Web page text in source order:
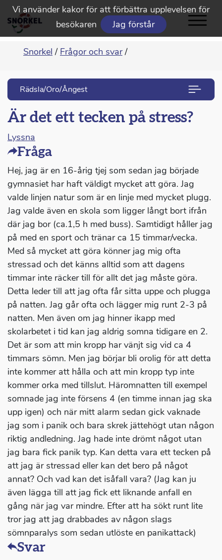
Vi använder kakor för att förbättra upplevelsen för
besökaren
Jag förstår
Snorkel / Frågor och svar /
Rädsla/Oro/Ångest
Är det ett tecken på stress?
Lyssna
Fråga
Hej, jag är en 16-årig tjej som sedan jag började
gymnasiet har haft väldigt mycket att göra. Jag
valde linjen natur som är en linje med mycket plugg.
Jag valde även en skola som ligger långt bort ifrån
där jag bor (ca.1,5 h med buss). Samtidigt håller jag
på med en sport och tränar ca 15 timmar/vecka.
Med så mycket att göra könner jag mig ofta
stressad och det känns alltid som att dagens
timmar inte räcker till för allt det jag måste göra.
Detta leder till att jag ofta får sitta uppe och plugga
på natten. Jag går ofta och lägger mig runt 2-3 på
natten. Men även om jag hinner ikapp med
skolarbetet i tid kan jag aldrig somna tidigare en 2.
Det är som att min kropp har vänjt sig vid ca 4
timmars sömn. Men jag börjar bli orolig för att detta
inte kommer att hålla och att min kropp typ inte
kommer orka med tillslut. Häromnatten till exempel
somnade jag inte försens 4 (en timme innan jag ska
upp igen) och när mitt alarm sedan gick vaknade
jag som i panik och bara skrek jättehögt utan någon
riktig andledning. Jag hade inte drömt något utan
jag bara fick panik typ. Kan detta vara ett tecken på
att jag är stressad eller kan det bero på något
annat? Och vad kan det isåfall vara? (Jag kan ju
även lägga till att jag fick ett liknande anfall en
gång när jag var mindre. Efter att ha sökt runt lite
tror jag att jag drabbades av någon slags
sömnparalys som sedan utlöste en panikattack)
Svar